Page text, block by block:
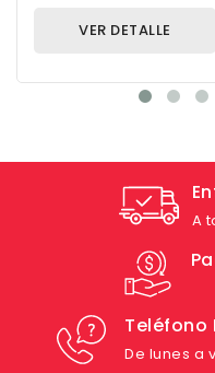
VER DETALLE
A
Teléfono
De lunes a